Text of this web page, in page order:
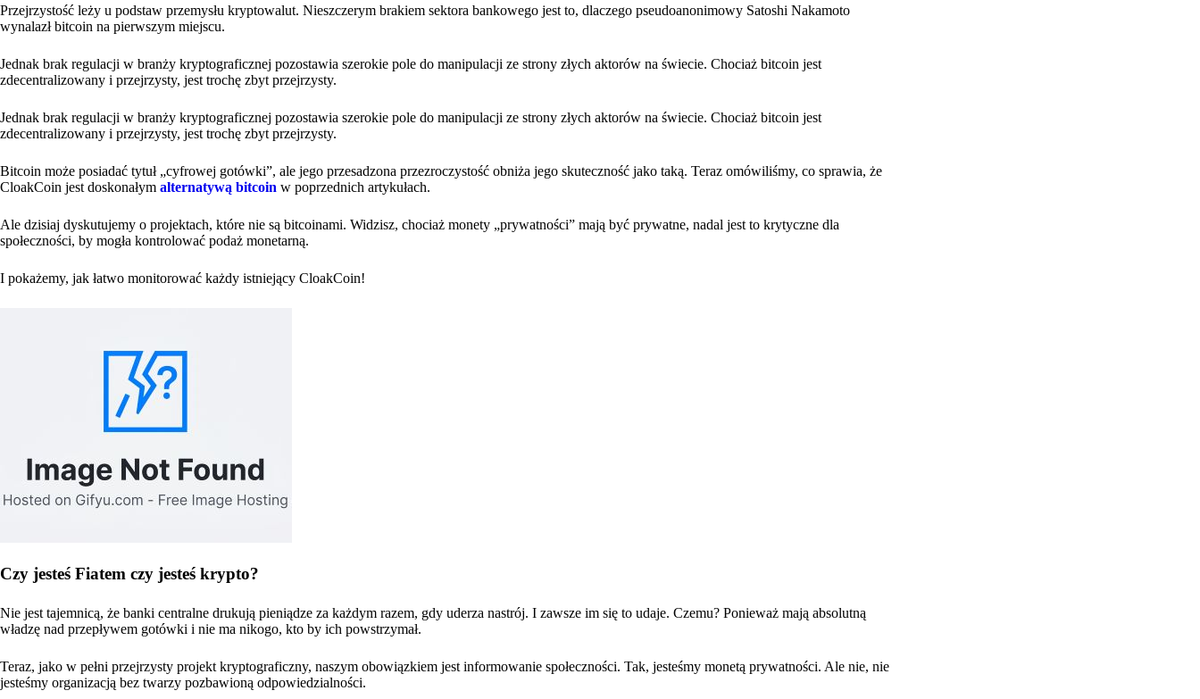
Przejrzystość leży u podstaw przemysłu kryptowalut. Nieszczerym brakiem sektora bankowego jest to, dlaczego pseudoanonimowy Satoshi Nakamoto
wynalazł bitcoin na pierwszym miejscu.
Jednak brak regulacji w branży kryptograficznej pozostawia szerokie pole do manipulacji ze strony złych aktorów na świecie. Chociaż bitcoin jest
zdecentralizowany i przejrzysty, jest trochę zbyt przejrzysty.
Jednak brak regulacji w branży kryptograficznej pozostawia szerokie pole do manipulacji ze strony złych aktorów na świecie. Chociaż bitcoin jest
zdecentralizowany i przejrzysty, jest trochę zbyt przejrzysty.
Bitcoin może posiadać tytuł „cyfrowej gotówki”, ale jego przesadzona przezroczystość obniża jego skuteczność jako taką. Teraz omówiliśmy, co sprawia, że
CloakCoin jest doskonałym alternatywą bitcoin w poprzednich artykułach.
Ale dzisiaj dyskutujemy o projektach, które nie są bitcoinami. Widzisz, chociaż monety „prywatności” mają być prywatne, nadal jest to krytyczne dla
społeczności, by mogła kontrolować podaż monetarną.
I pokażemy, jak łatwo monitorować każdy istniejący CloakCoin!
Czy jesteś Fiatem czy jesteś krypto?
Nie jest tajemnicą, że banki centralne drukują pieniądze za każdym razem, gdy uderza nastrój. I zawsze im się to udaje. Czemu? Ponieważ mają absolutną
władzę nad przepływem gotówki i nie ma nikogo, kto by ich powstrzymał.
Teraz, jako w pełni przejrzysty projekt kryptograficzny, naszym obowiązkiem jest informowanie społeczności. Tak, jesteśmy monetą prywatności. Ale nie, nie
jesteśmy organizacją bez twarzy pozbawioną odpowiedzialności.